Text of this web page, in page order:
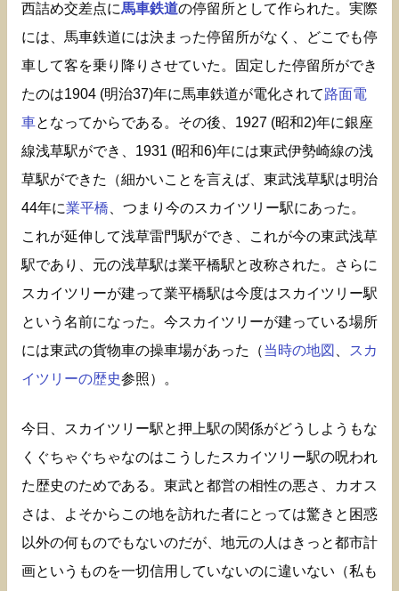
西詰め交差点に馬車鉄道の停留所として作られた。実際
には、馬車鉄道には決まった停留所がなく、どこでも停
車して客を乗り降りさせていた。固定した停留所ができ
たのは1904 (明治37)年に馬車鉄道が電化されて路面電
車となってからである。その後、1927 (昭和2)年に銀座
線浅草駅ができ、1931 (昭和6)年には東武伊勢崎線の浅
草駅ができた（細かいことを言えば、東武浅草駅は明治
44年に業平橋 、つまり今のスカイツリー駅にあった。
これが延伸して浅草雷門駅ができ、これが今の東武浅草
駅であり、元の浅草駅は業平橋駅と改称された。さらに
スカイツリーが建って業平橋駅は今度はスカイツリー駅
という名前になった。今スカイツリーが建っている場所
には東武の貨物車の操車場があった（当時の地図
スカ
イツリーの歴史参照）。
今日、スカイツリー駅と押上駅の関係がどうしようもな
くぐちゃぐちゃなのはこうしたスカイツリー駅の呪われ
た歴史のためである。東武と都営の相性の悪さ、カオス
さは、よそからこの地を訪れた者にとっては驚きと困惑
以外の何ものでもないのだが、地元の人はきっと都市計
画というものを一切信用していないのに違いない（私も